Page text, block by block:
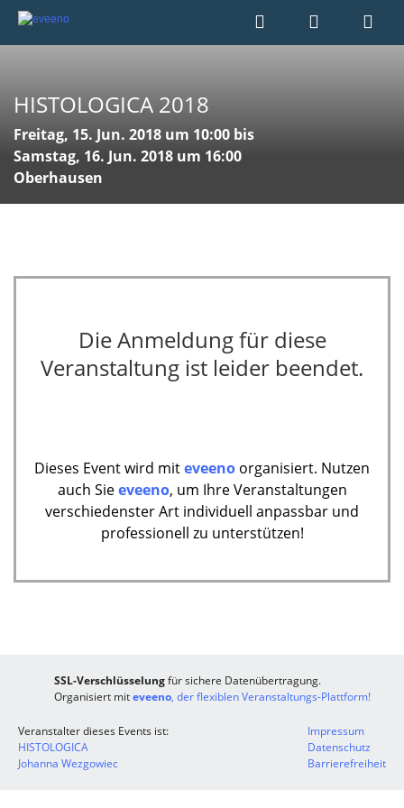
HISTOLOGICA 2018
Freitag, 15. Jun. 2018 um 10:00 bis
Samstag, 16. Jun. 2018 um 16:00
Oberhausen
Die Anmeldung für diese
Veranstaltung ist leider beendet.
Dieses Event wird miteveeno organisiert. Nutzen
auch Sieeveeno, um Ihre Veranstaltungen
verschiedenster Art individuell anpassbar und
professionell zu unterstützen!
SSL-Verschlüsselungfür sichere Datenübertragung.
Organisiert miteveeno, der flexiblen Veranstaltungs-Plattform!
Veranstalter dieses Events ist:
HISTOLOGICA
Johanna Wezgowiec
Impressum
Datenschutz
Barrierefreiheit